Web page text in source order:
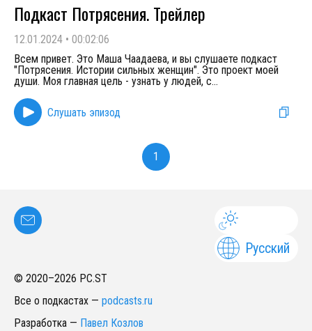
Подкаст Потрясения. Трейлер
12.01.2024 • 00:02:06
Всем привет. Это Маша Чаадаева, и вы слушаете подкаст
"Потрясения. Истории сильных женщин". Это проект моей
души. Моя главная цель - узнать у людей, с...
Слушать эпизод
1
Русский
© 2020–2026 PC.ST
Все о подкастах — podcasts.ru
Разработка — Павел Козлов